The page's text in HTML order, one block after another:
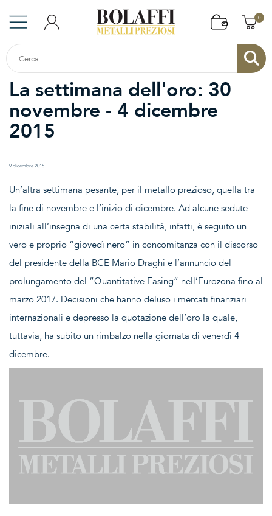
0
La settimana dell'oro: 30
novembre - 4 dicembre
2015
9 dicembre 2015
Un’altra settimana pesante, per il metallo prezioso, quella tra
la fine di novembre e l’inizio di dicembre. Ad alcune sedute
iniziali all’insegna di una certa stabilità, infatti, è seguito un
vero e proprio “giovedì nero” in concomitanza con il discorso
del presidente della BCE Mario Draghi e l’annuncio del
prolungamento del “Quantitative Easing” nell’Eurozona fino al
marzo 2017. Decisioni che hanno deluso i mercati finanziari
internazionali e depresso la quotazione dell’oro la quale,
tuttavia, ha subito un rimbalzo nella giornata di venerdì 4
dicembre.